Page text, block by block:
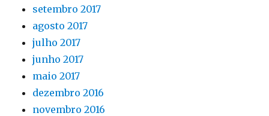
setembro 2017
agosto 2017
julho 2017
junho 2017
maio 2017
dezembro 2016
novembro 2016